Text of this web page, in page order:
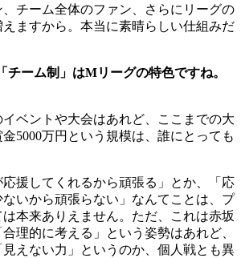
チーム全体のファン、さらにリーグの
ますから。本当に素晴らしい仕組みだ
ーム制」はMリーグの特色ですね。
ベントや大会はあれど、ここまでの大
5000万円という規模は、誰にとっても
応援してくれるから頑張る」とか、「応
いから頑張らない」なんてことは、プ
本来ありえません。ただ、これは赤坂
理的に考える」という姿勢はあれど、
えない力」というのか、個人戦とも異